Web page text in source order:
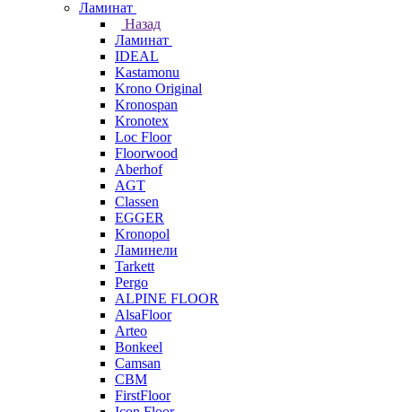
Ламинат
Назад
Ламинат
IDEAL
Kastamonu
Krono Original
Kronospan
Kronotex
Loc Floor
Floorwood
Aberhof
AGT
Classen
EGGER
Kronopol
Ламинели
Tarkett
Pergo
ALPINE FLOOR
AlsaFloor
Arteo
Bonkeel
Camsan
CBM
FirstFloor